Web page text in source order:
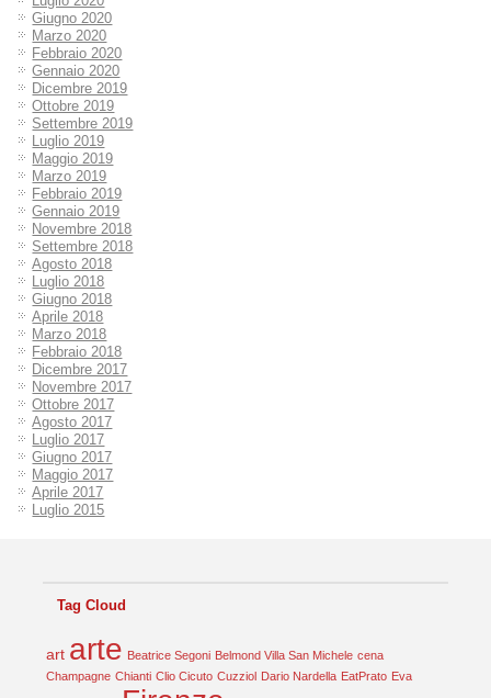
Giugno 2020
Marzo 2020
Febbraio 2020
Gennaio 2020
Dicembre 2019
Ottobre 2019
Settembre 2019
Luglio 2019
Maggio 2019
Marzo 2019
Febbraio 2019
Gennaio 2019
Novembre 2018
Settembre 2018
Agosto 2018
Luglio 2018
Giugno 2018
Aprile 2018
Marzo 2018
Febbraio 2018
Dicembre 2017
Novembre 2017
Ottobre 2017
Agosto 2017
Luglio 2017
Giugno 2017
Maggio 2017
Aprile 2017
Luglio 2015
Tag Cloud
art arte Beatrice Segoni Belmond Villa San Michele cena
Champagne Chianti Clio Cicuto Cuzziol Dario Nardella EatPrato Eva